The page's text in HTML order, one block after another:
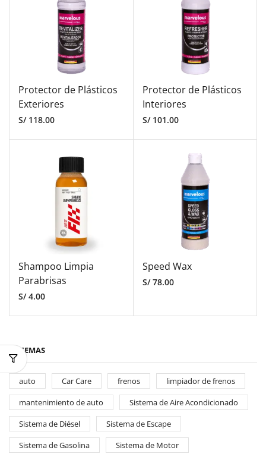
SISTEMAS
auto Car Care frenos
limpiador de frenos
mantenimiento de auto
Sistema de Aire Acondicionado
Sistema de Diésel
Sistema de Escape
Sistema de Gasolina
Sistema de Motor
Protector de Plásticos
Exteriores
S/118.00
Protector de Plásticos
Interiores
S/101.00
Shampoo Limpia
Parabrisas
S/4.00
Speed Wax
S/78.00